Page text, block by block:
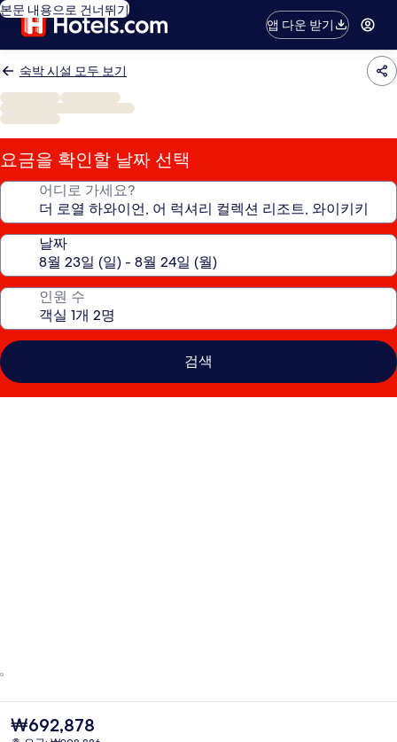
본문 내용으로 건너뛰기
앱 다운 받기
숙박 시설 모두 보기
요금을 확인할 날짜 선택
어디로 가세요?
날짜
인원 수
검색
현
재
₩692,878